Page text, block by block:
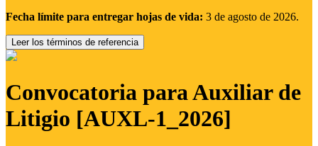
Fecha límite para entregar hojas de vida: 3 de agosto de 2026.
Leer los términos de referencia
Convocatoria para Auxiliar de
Litigio [AUXL-1_2026]